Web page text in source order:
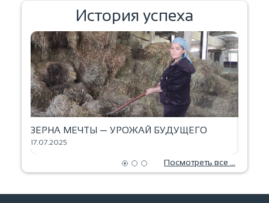
История успеха
ЗЕРНА МЕЧТЫ — УРОЖАЙ БУДУЩЕГО
17.07.2025
Посмотреть все ...